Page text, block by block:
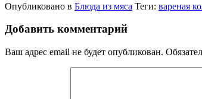
Опубликовано в Блюда из мяса Теги: вареная
Добавить комментарий
Ваш адрес email не будет опубликован.